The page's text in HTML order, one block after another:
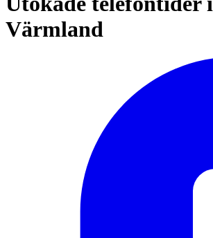
Värmland